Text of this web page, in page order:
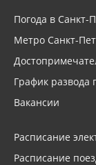
Погода в Санкт-
Метро Санкт-
График развода
Вакансии
Расписание
Расписание